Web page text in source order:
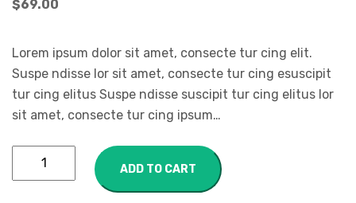
$69.00
Lorem ipsum dolor sit amet, consecte tur cing elit.
Suspe ndisse lor sit amet, consecte tur cing esuscipit
tur cing elitus Suspe ndisse suscipit tur cing elitus lor
sit amet, consecte tur cing ipsum…
ADD TO CART